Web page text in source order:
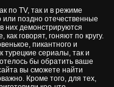
по TV, так и в режиме
поздно отечественные
них демонстрируются
говорят, гоняют по кругу.
пикантного и
турецкие сериалы, так и
бы обратить ваше
вы сможете найти
Кроме того, для тех,